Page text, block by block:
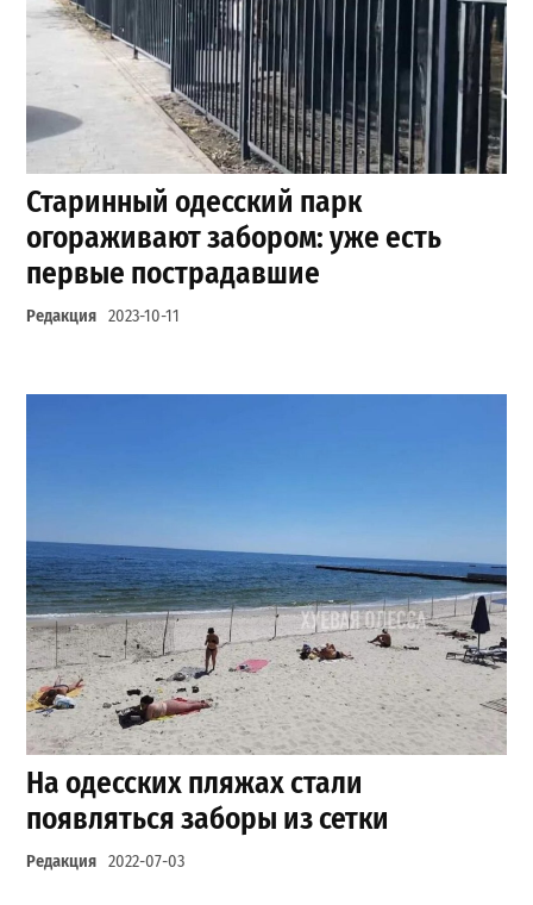
Старинный одесский парк
огораживают забором: уже есть
первые пострадавшие
Редакция 2023-10-11
На одесских пляжах стали
появляться заборы из сетки
Редакция 2022-07-03